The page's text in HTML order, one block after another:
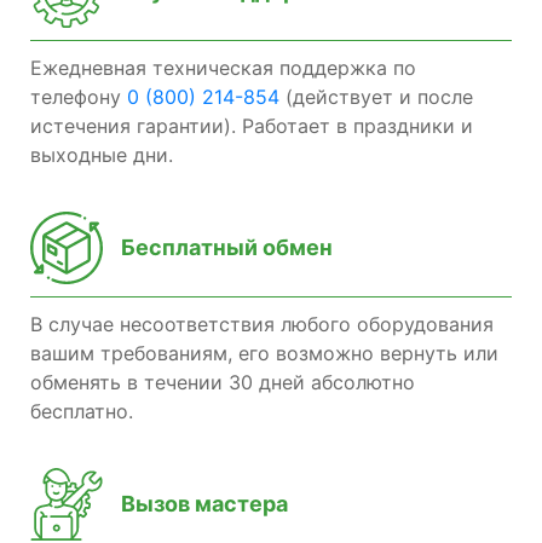
Ежедневная техническая поддержка по
телефону 0 (800) 214-854 (действует и после
истечения гарантии). Работает в праздники и
выходные дни.
Бесплатный обмен
В случае несоответствия любого оборудования
вашим требованиям, его возможно вернуть или
обменять в течении 30 дней абсолютно
бесплатно.
Вызов мастера